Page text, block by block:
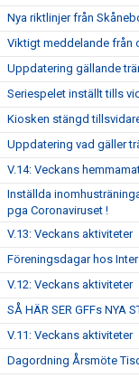
Nya riktlinjer från
Viktigt meddelande från
Uppdatering gällande
Seriespelet inställt tills
Kiosken stängd
Uppdatering vad gäller
V.14: Veckans
Inställda
pga Coronaviruset !
V.13: Veckans aktiviteter
Föreningsdagar hos
V.12: Veckans aktiviteter
SÅ HÄR SER GFFs NYA
V.11: Veckans aktiviteter
Dagordning Årsmöte